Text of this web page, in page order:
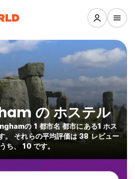
の ホステル
の 1 都市名 都市にある1 ホス
。 それらの平均評価は 38 レビュー
ち、 10 です。